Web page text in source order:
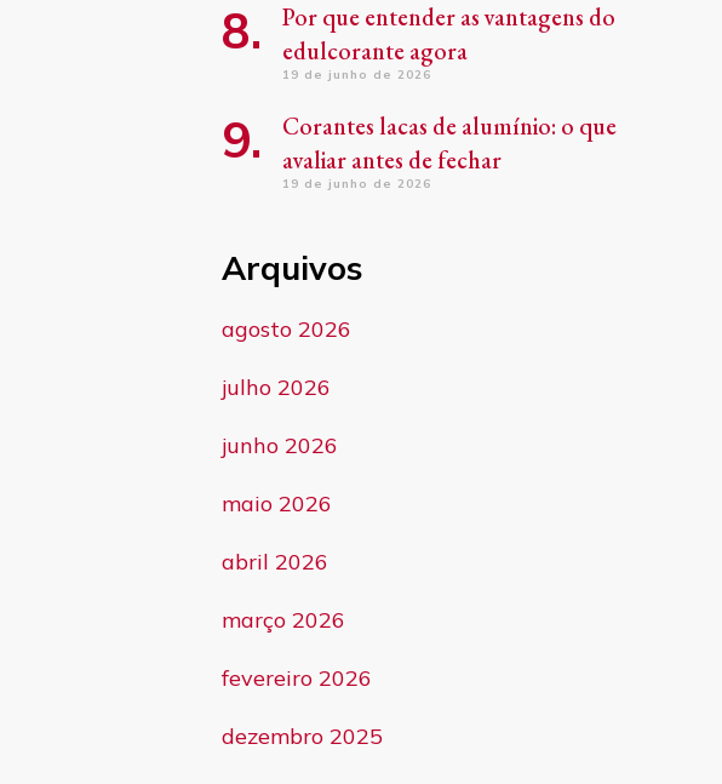
Por que entender as vantagens do
edulcorante agora
19 de junho de 2026
Corantes lacas de alumínio: o que
avaliar antes de fechar
19 de junho de 2026
Arquivos
agosto 2026
julho 2026
junho 2026
maio 2026
abril 2026
março 2026
fevereiro 2026
dezembro 2025